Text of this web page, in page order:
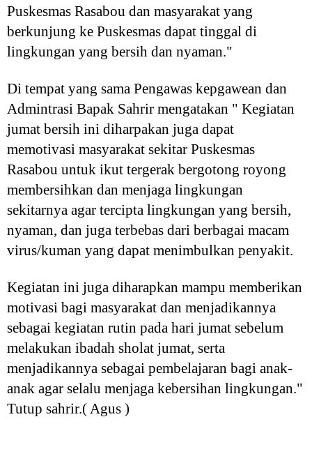
Puskesmas Rasabou dan masyarakat yang
berkunjung ke Puskesmas dapat tinggal di
lingkungan yang bersih dan nyaman."
Di tempat yang sama Pengawas kepgawean dan
Admintrasi Bapak Sahrir mengatakan " Kegiatan
jumat bersih ini diharpakan juga dapat
memotivasi masyarakat sekitar Puskesmas
Rasabou untuk ikut tergerak bergotong royong
membersihkan dan menjaga lingkungan
sekitarnya agar tercipta lingkungan yang bersih,
nyaman, dan juga terbebas dari berbagai macam
virus/kuman yang dapat menimbulkan penyakit.
Kegiatan ini juga diharapkan mampu memberikan
motivasi bagi masyarakat dan menjadikannya
sebagai kegiatan rutin pada hari jumat sebelum
melakukan ibadah sholat jumat, serta
menjadikannya sebagai pembelajaran bagi anak-
anak agar selalu menjaga kebersihan lingkungan."
Tutup sahrir.( Agus )